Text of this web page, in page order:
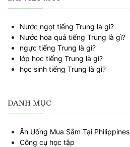
Nước ngọt tiếng Trung là gì?
Nước hoa quả tiếng Trung là gì?
ngực tiếng Trung là gì?
lớp học tiếng Trung là gì?
học sinh tiếng Trung là gì?
DANH MỤC
Ăn Uống Mua Sắm Tại Philippines
Công cụ học tập